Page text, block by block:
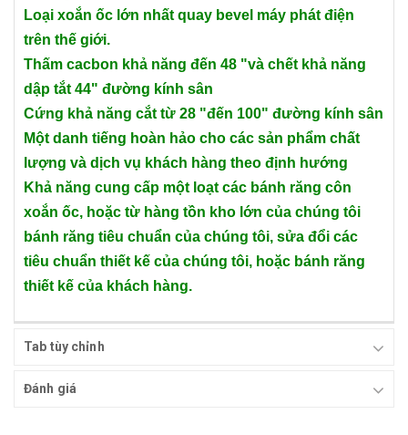
Loại xoắn ốc lớn nhất quay bevel máy phát điện
trên thế giới.
Thấm cacbon khả năng đến 48 "và chết khả năng
dập tắt 44" đường kính sân
Cứng khả năng cắt từ 28 "đến 100" đường kính sân
Một danh tiếng hoàn hảo cho các sản phẩm chất
lượng và dịch vụ khách hàng theo định hướng
Khả năng cung cấp một loạt các bánh răng côn
xoắn ốc, hoặc từ hàng tồn kho lớn của chúng tôi
bánh răng tiêu chuẩn của chúng tôi, sửa đổi các
tiêu chuẩn thiết kế của chúng tôi, hoặc bánh răng
thiết kế của khách hàng.
Tab tùy chỉnh
Đánh giá